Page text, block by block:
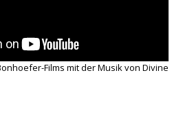
Films mit der Musik von Divine